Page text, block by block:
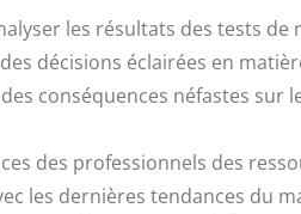
les résultats des tests de
décisions éclairées en
conséquences néfastes sur
des professionnels des
les dernières tendances du